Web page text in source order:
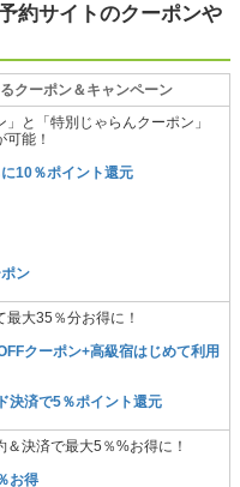
約サイトのクーポンや
クーポン＆キャンペーン
」と「特別じゃらんクーポン」
能！
10％ポイント還元
ン
大35％分お得に！
クーポン+高級宿はじめて利用
決済で5％ポイント還元
決済で最大5％%お得に！
お得